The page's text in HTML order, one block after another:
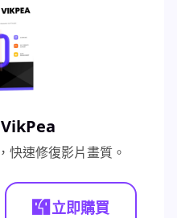
快速修復影片畫質。
立即購買